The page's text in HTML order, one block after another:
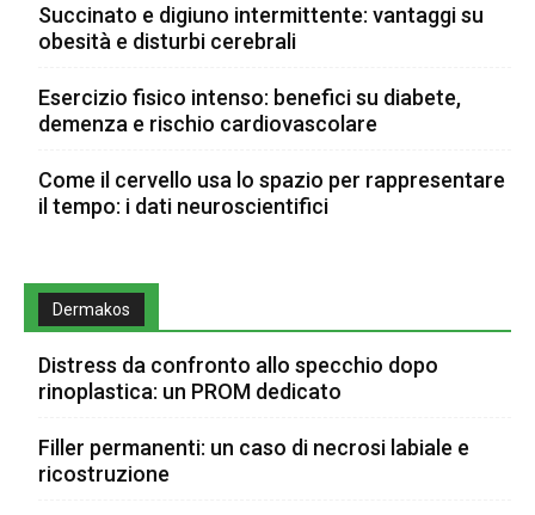
Succinato e digiuno intermittente: vantaggi su
obesità e disturbi cerebrali
Esercizio fisico intenso: benefici su diabete,
demenza e rischio cardiovascolare
Come il cervello usa lo spazio per rappresentare
il tempo: i dati neuroscientifici
Dermakos
Distress da confronto allo specchio dopo
rinoplastica: un PROM dedicato
Filler permanenti: un caso di necrosi labiale e
ricostruzione